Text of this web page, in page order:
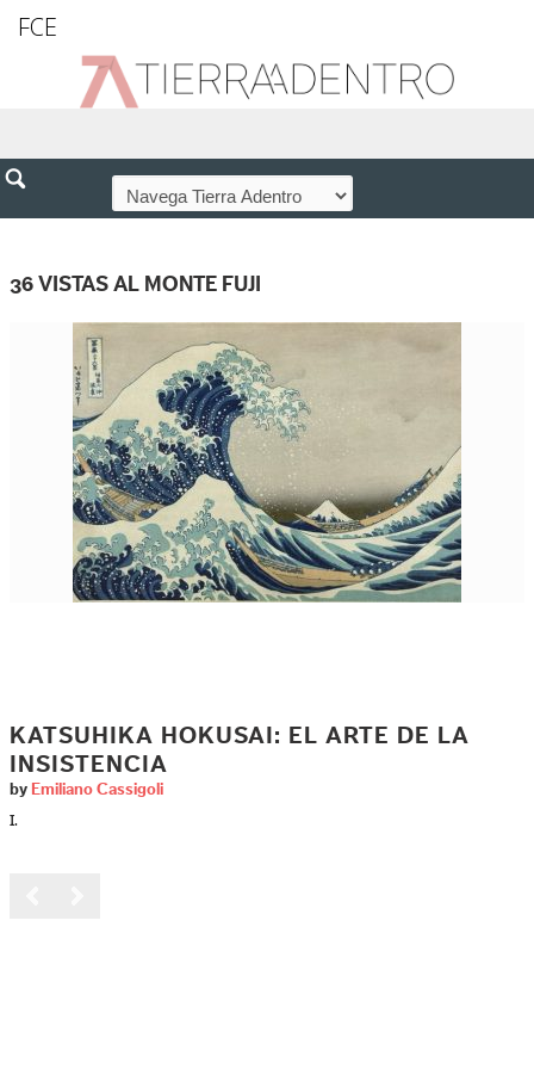
FCE
36 VISTAS AL MONTE FUJI
KATSUHIKA HOKUSAI: EL ARTE DE LA
INSISTENCIA
by Emiliano Cassigoli
I.